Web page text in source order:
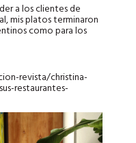
a los clientes de
mis platos terminaron
como para los
revista/christina-
restaurantes-